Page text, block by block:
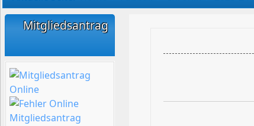
Mitgliedsantrag